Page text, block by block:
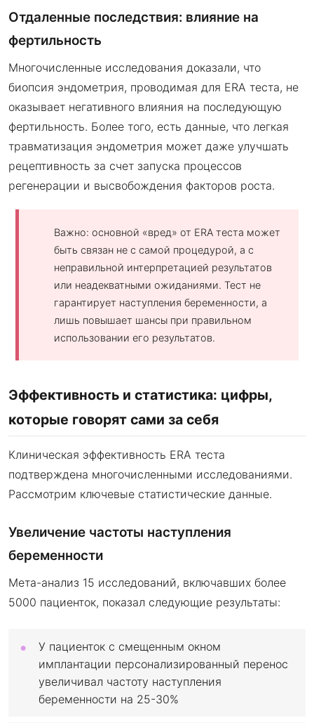
Отдаленные последствия: влияние на
фертильность
Многочисленные исследования доказали, что
биопсия эндометрия, проводимая для ERA теста, не
оказывает негативного влияния на последующую
фертильность. Более того, есть данные, что легкая
травматизация эндометрия может даже улучшать
рецептивность за счет запуска процессов
регенерации и высвобождения факторов роста.
Важно: основной «вред» от ERA теста может
быть связан не с самой процедурой, а с
неправильной интерпретацией результатов
или неадекватными ожиданиями. Тест не
гарантирует наступления беременности, а
лишь повышает шансы при правильном
использовании его результатов.
Эффективность и статистика: цифры,
которые говорят сами за себя
Клиническая эффективность ERA теста
подтверждена многочисленными исследованиями.
Рассмотрим ключевые статистические данные.
Увеличение частоты наступления
беременности
Мета-анализ 15 исследований, включавших более
5000 пациенток, показал следующие результаты:
У пациенток с смещенным окном
имплантации персонализированный перенос
увеличивал частоту наступления
беременности на 25-30%